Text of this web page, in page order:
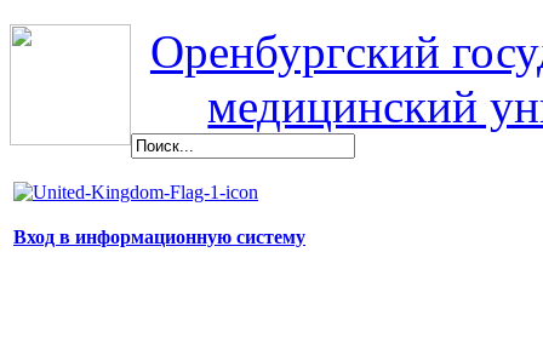
Оренбургский
медицинский
Вход в информационную систему